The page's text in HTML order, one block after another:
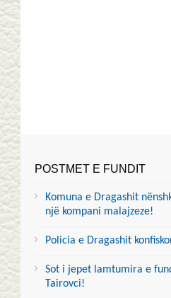
POSTMET E FUNDIT
Komuna e Dragashit
një kompani malajzeze!
Policia e Dragashit
Sot i jepet lamtumira e
Tairovci!